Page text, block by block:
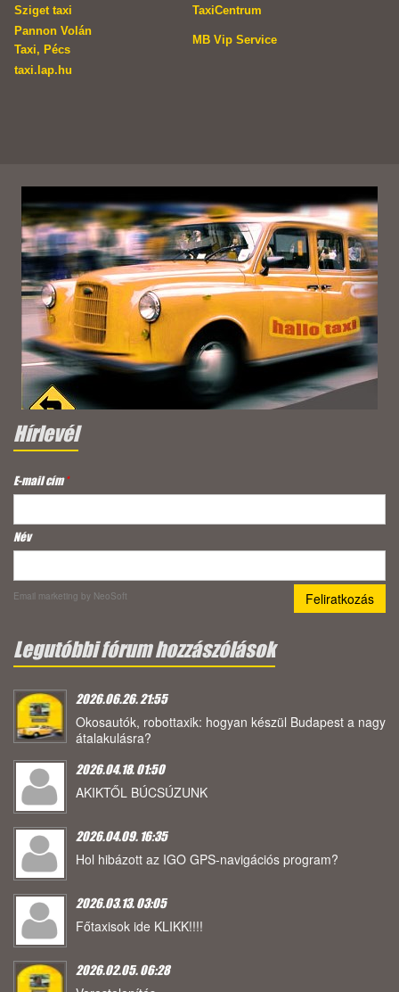
Sziget taxi
TaxiCentrum
Pannon Volán
Taxi, Pécs
MB Vip Service
taxi.lap.hu
Hírlevél
E-mail cím*
Név
Email marketing by NeoSoft
Legutóbbi fórum hozzászólások
2026.06.26. 21:55
Okosautók, robottaxik: hogyan készül Budapest a nagy
átalakulásra?
2026.04.18. 01:50
AKIKTŐL BÚCSÚZUNK
2026.04.09. 16:35
Hol hibázott az IGO GPS-navigációs program?
2026.03.13. 03:05
Főtaxisok ide KLIKK!!!!
2026.02.05. 06:28